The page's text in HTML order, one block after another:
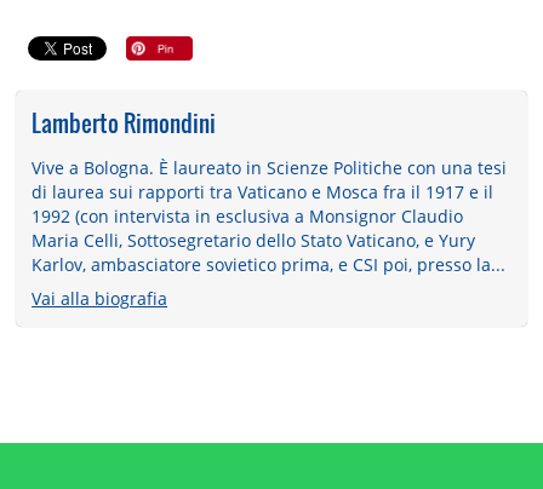
Lamberto Rimondini
Vive a Bologna. È laureato in Scienze Politiche con una tesi
di laurea sui rapporti tra Vaticano e Mosca fra il 1917 e il
1992 (con intervista in esclusiva a Monsignor Claudio
Maria Celli, Sottosegretario dello Stato Vaticano, e Yury
Karlov, ambasciatore sovietico prima, e CSI poi, presso la...
Vai alla biografia